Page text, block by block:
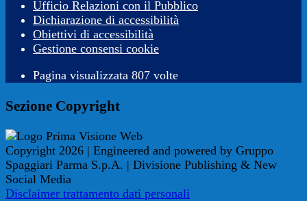
Ufficio Relazioni con il Pubblico
Dichiarazione di accessibilità
Obiettivi di accessibilità
Gestione consensi cookie
Pagina visualizzata 807 volte
Sezione Copyright
Copyright 2026 | Engineered and powered by Gruppo
Spaggiari Parma S.p.A. | Divisione Publishing & New
Social Media
Disclaimer trattamento dati personali